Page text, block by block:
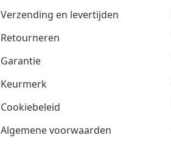
Verzending en levertijden
Retourneren
Garantie
Keurmerk
Cookiebeleid
Algemene voorwaarden